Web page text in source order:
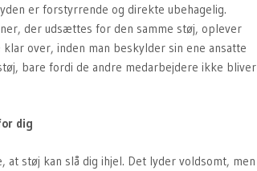
er forstyrrende og direkte ubehagelig.
der udsættes for den samme støj, oplever
over, inden man beskylder sin ene ansatte
bare fordi de andre medarbejdere ikke bliver
dig
at støj kan slå dig ihjel. Det lyder voldsomt, men